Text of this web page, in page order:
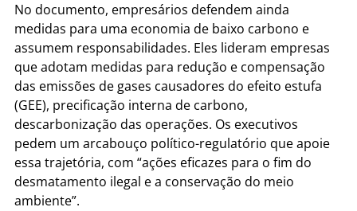
No documento, empresários defendem ainda
medidas para uma economia de baixo carbono e
assumem responsabilidades. Eles lideram empresas
que adotam medidas para redução e compensação
das emissões de gases causadores do efeito estufa
(GEE), precificação interna de carbono,
descarbonização das operações. Os executivos
pedem um arcabouço político-regulatório que apoie
essa trajetória, com “ações eficazes para o fim do
desmatamento ilegal e a conservação do meio
ambiente”.